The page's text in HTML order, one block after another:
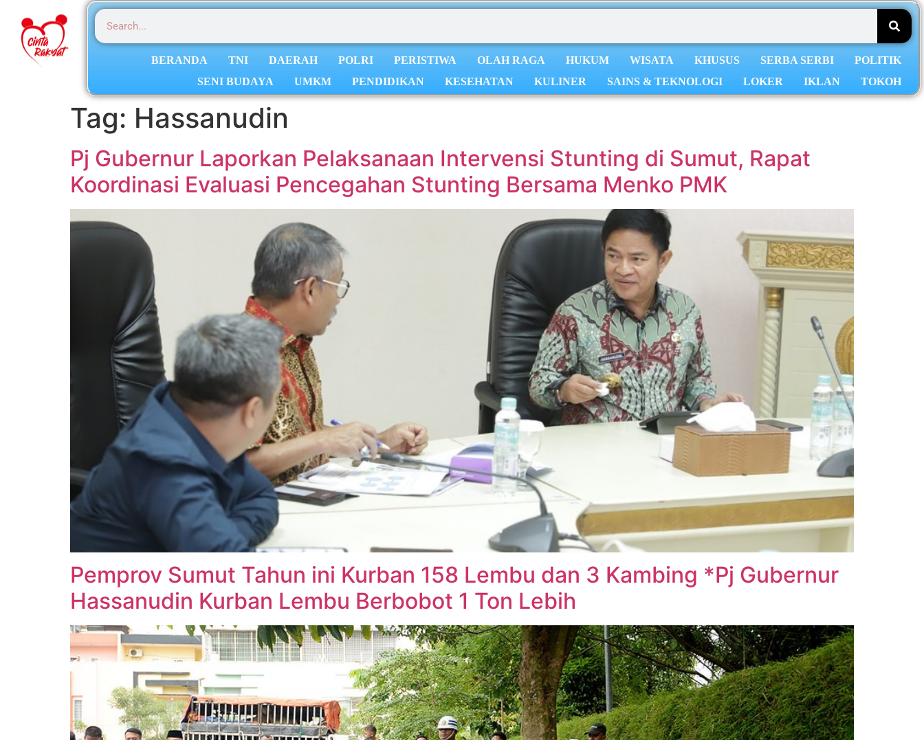
BERANDA TNI DAERAH POLRI PERISTIWA OLAH RAGA HUKUM WISATA KHUSUS SERBA SERBI
POLITIK
SENI BUDAYA
UMKM PENDIDIKAN KESEHATAN KULINER SAINS & TEKNOLOGI LOKER IKLAN TOKOH
Tag: Hassanudin
Pj Gubernur Laporkan Pelaksanaan Intervensi Stunting di Sumut, Rapat
Koordinasi Evaluasi Pencegahan Stunting Bersama Menko PMK
Pemprov Sumut Tahun ini Kurban 158 Lembu dan 3 Kambing *Pj Gubernur
Hassanudin Kurban Lembu Berbobot 1 Ton Lebih